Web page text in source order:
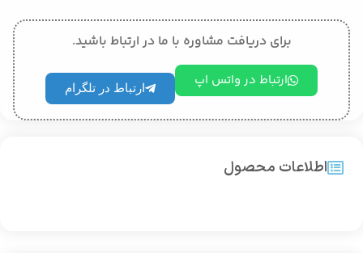
برای دریافت مشاوره با ما در ارتباط باشید.
ارتباط در واتس اپ ارتباط در تلگرام
اطلاعات محصول